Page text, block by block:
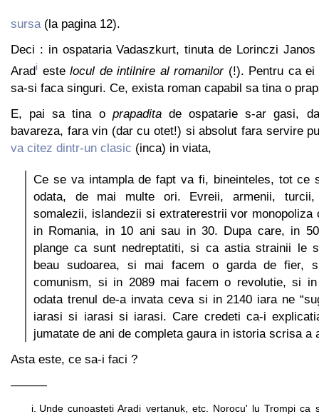
sursa (la pagina 12).
Deci : in ospataria Vadaszkurt, tinuta de Lorinczi
Aradi este locul de intilnire al romanilor(!). Pentru ca ei
sa-si faca singuri. Ce, exista roman capabil sa tina o
E, pai sa tina o prapaditade ospatarie s-ar gasi,
bavareza, fara vin (dar cu otet!) si absolut fara servire
va citez dintr-un clasic (inca) in viata,
Ce se va intampla de fapt va fi, bineinteles, tot ce
odata, de mai multe ori. Evreii, armenii, turcii,
somalezii, islandezii si extraterestrii vor monopoliza
in Romania, in 10 ani sau in 30. Dupa care, in
plange ca sunt nedreptatiti, si ca astia strainii le
beau sudoarea, si mai facem o garda de fier,
comunism, si in 2089 mai facem o revolutie, si
odata trenul de-a invata ceva si in 2140 iara ne
iarasi si iarasi si iarasi. Care credeti ca-i
jumatate de ani de completa gaura in istoria scrisa a
Asta este, ce sa-i faci ?
———
Unde cunoasteti Aradi vertanuk, etc. Norocu' lu Trompi ca